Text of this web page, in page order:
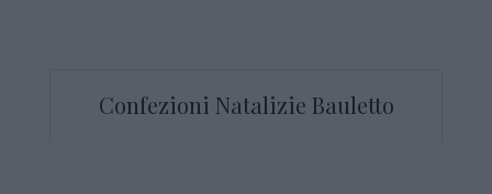
Confezioni Natalizie Bauletto